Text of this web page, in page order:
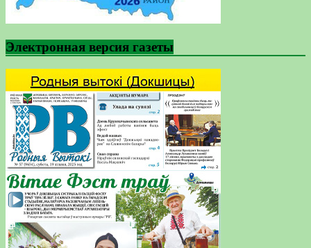
Электронная версия газеты